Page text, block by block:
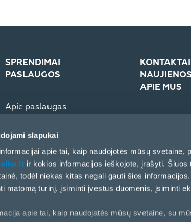
slapukai
apie tai, kaip naudojotės mūsų svetaine,
ir kokios informacijos ieškojote, įrašyti. Šiuos
todėl niekas kitas negali gauti šios
matomą turinį, įsiminti įvestus duomenis, įsiminti
apie tai, kaip naudojatės mūsų svetaine, su
SPRENDIMAI
PASLAUGOS
Apie paslaugas
KONTAKTAI
NAUJIENOS
APIE MUS